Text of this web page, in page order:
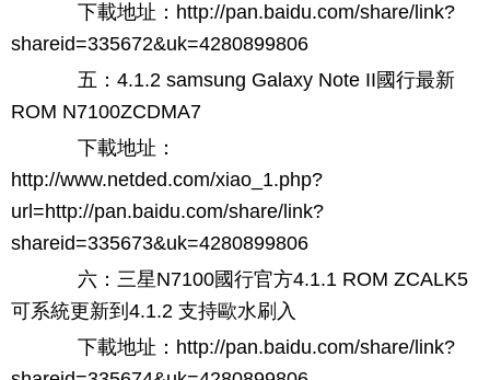
下載地址：http://pan.baidu.com/share/link?
shareid=335672&uk=4280899806
五：4.1.2 samsung Galaxy Note II國行最新
ROM N7100ZCDMA7
下載地址：
http://www.netded.com/xiao_1.php?
url=http://pan.baidu.com/share/link?
shareid=335673&uk=4280899806
六：三星N7100國行官方4.1.1 ROM ZCALK5
可系統更新到4.1.2 支持歐水刷入
下載地址：http://pan.baidu.com/share/link?